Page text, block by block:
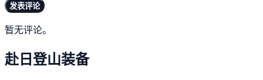
发表评论
暂无评论。
赴日登山装备